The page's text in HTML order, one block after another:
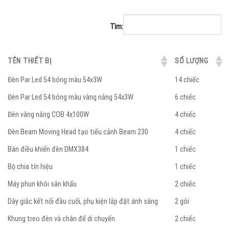
Tìm:
TÊN THIẾT BỊ SỐ LƯỢNG
Đèn Par Led 54 bóng màu 54x3W
14 chiếc
Đèn Par Led 54 bóng màu vàng nắng 54x3W
6 chiếc
Đèn vàng nắng COB 4x100W
4 chiếc
Đèn Beam Moving Head tạo tiểu cảnh Beam 230
4 chiếc
Bàn điều khiển đèn DMX384
1 chiếc
Bộ chia tín hiệu
1 chiếc
Máy phun khói sân khấu
2 chiếc
Dây giắc kết nối đầu cuối, phụ kiện lắp đặt ánh sáng
2 gói
Khung treo đèn và chân đế di chuyển
2 chiếc